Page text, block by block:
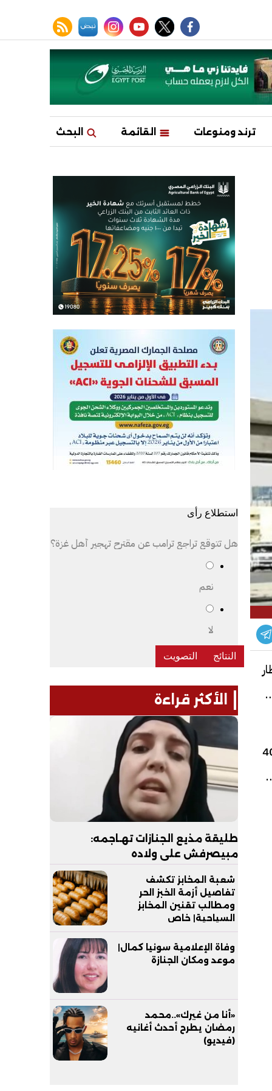
facebook
twitter
youtube
instagram
نبض rss feed
ترند ومنوعات القائمة البحث
حيث تبلغ قيمة التذكرة لـ5 محطات 20 جنيهًا، و40
الخط بالكامل الذي يضم 22
استطلاع رأى
هل تتوقع تراجع ترامب عن مقترح تهجير أهل غزة؟
نعم
لا
الأكثر قراءة
طليقة مذيع الجنازات تهـاجمه:
مبيصرفش على ولاده
شعبة المخابز تكشف
تفاصيل أزمة الخبز الحر
ومطالب تقنين المخابز
السياحية| خاص
وفاة الإعلامية سونيا كمال|
موعد ومكان الجنازة
«أنا من غيرك»..محمد
رمضان يطرح أحدث أغانيه
(فيديو)